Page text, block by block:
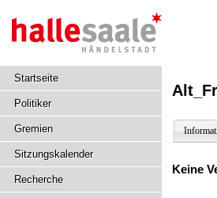
Startseite
Politiker
Gremien
Sitzungskalender
Recherche
Keine